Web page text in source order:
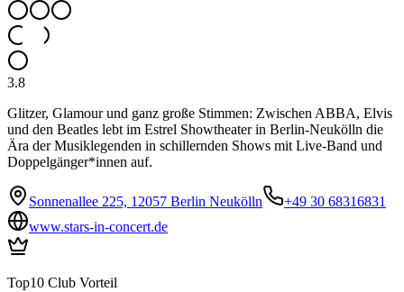
3.8
Glitzer, Glamour und ganz große Stimmen: Zwischen ABBA, Elvis
und den Beatles lebt im Estrel Showtheater in Berlin-Neukölln die
Ära der Musiklegenden in schillernden Shows mit Live-Band und
Doppelgänger*innen auf.
Sonnenallee 225, 12057 Berlin Neukölln
+49 30 68316831
www.stars-in-concert.de
Top10 Club Vorteil